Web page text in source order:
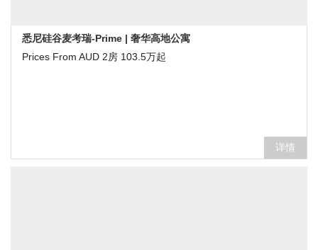
悉尼硅谷麦考瑞-Prime | 奢华高地公寓
Prices From AUD 2房 103.5万起
详情